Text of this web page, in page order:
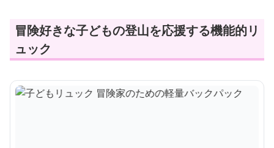
冒険好きな子どもの登山を応援する機能的リ
ュック